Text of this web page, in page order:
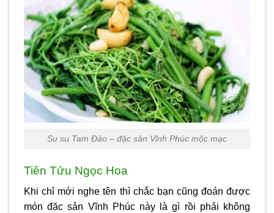
Su su Tam Đảo – đặc sản Vĩnh Phúc mộc mạc
Tiên Tửu Ngọc Hoa
Khi chỉ mới nghe tên thì chắc bạn cũng đoán được
mónđặc sản Vĩnh Phúc này là gì rồi phải không